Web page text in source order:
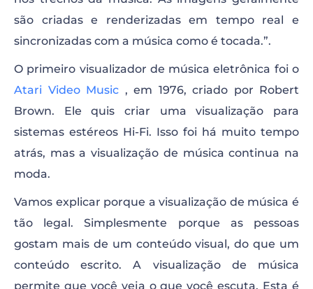
são criadas e renderizadas em tempo real e
sincronizadas com a música como é tocada.”.
O primeiro visualizador de música eletrônica foi o
Atari Video Music , em 1976, criado por Robert
Brown. Ele quis criar uma visualização para
sistemas estéreos Hi-Fi. Isso foi há muito tempo
atrás, mas a visualização de música continua na
moda.
Vamos explicar porque a visualização de música é
tão legal. Simplesmente porque as pessoas
gostam mais de um conteúdo visual, do que um
conteúdo escrito. A visualização de música
permite que você veja o que você escuta. Esta é